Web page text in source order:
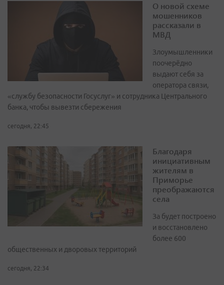
О новой схеме
мошенников
рассказали в
МВД
Злоумышленники
поочерёдно
выдают себя за
оператора связи,
«службу безопасности Госуслуг» и сотрудника Центрального
банка, чтобы вывезти сбережения
сегодня, 22:45
Благодаря
инициативным
жителям в
Приморье
преображаются
села
За будет построено
и восстановлено
более 600
общественных и дворовых территорий
сегодня, 22:34